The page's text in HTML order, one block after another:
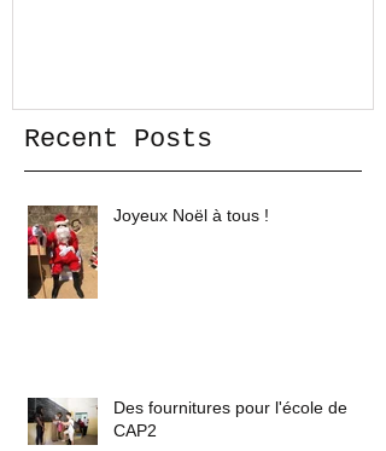
Recent Posts
Joyeux Noël à tous !
Des fournitures pour l'école de
CAP2